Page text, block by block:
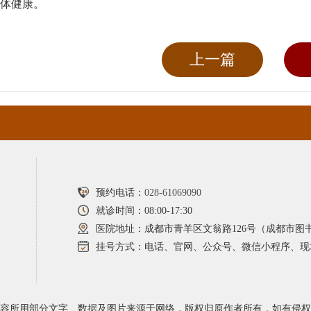
体健康。
上一篇
预约电话： 028-61069090
就诊时间：08:00-17:30
医院地址：成都市青羊区文翁路126号（成都市图
挂号方式：电话、官网、公众号、微信小程序、
所用部分文字、数据及图片来源于网络，版权归原作者所有，如有侵